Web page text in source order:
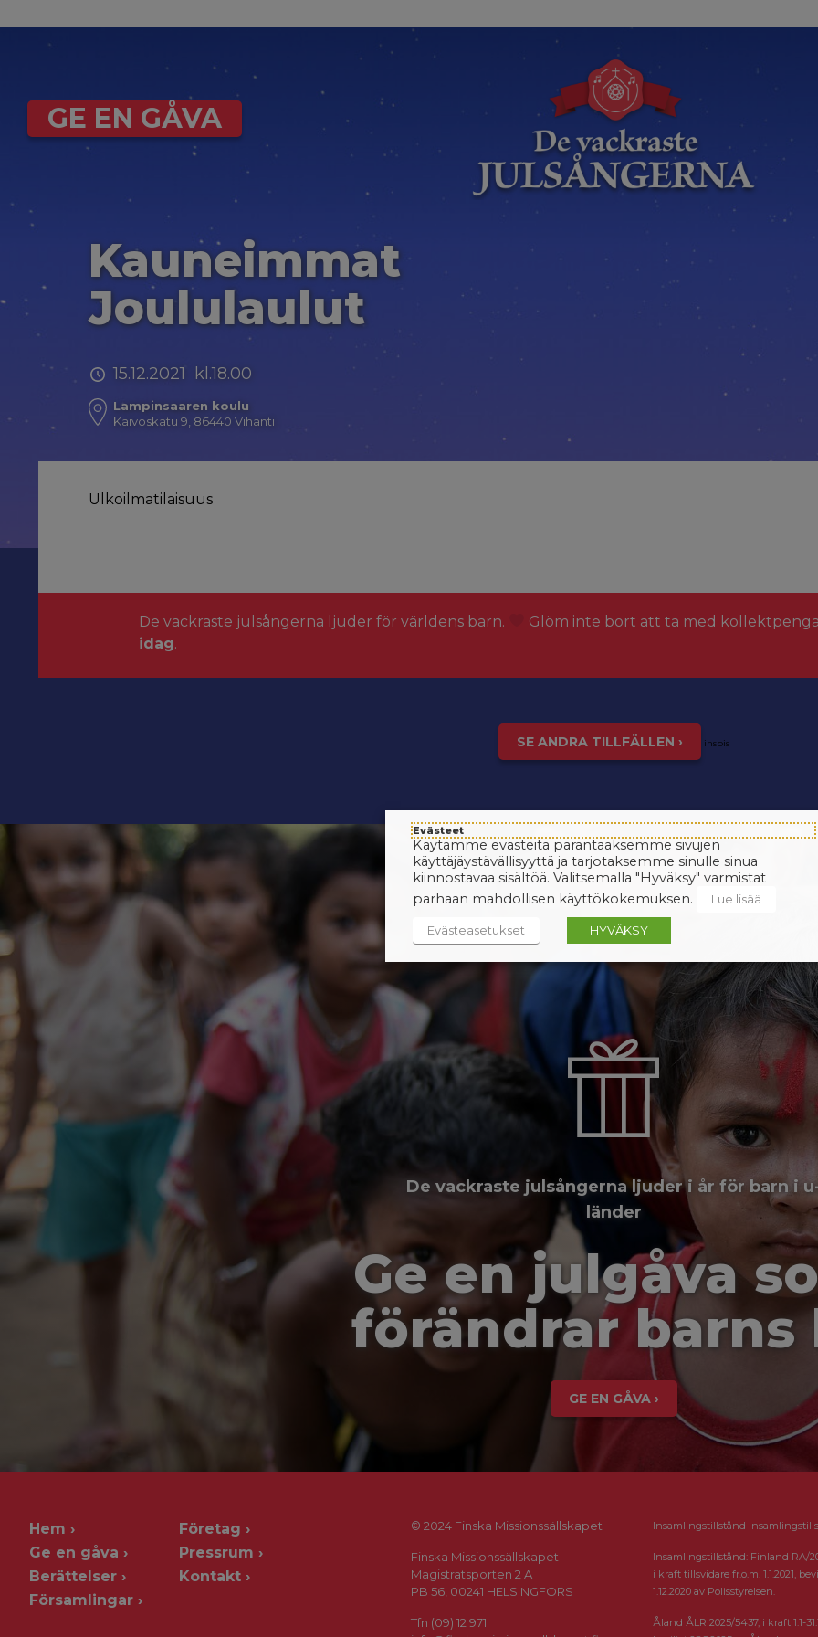
GE EN GÅVA
Kauneimmat
Joululaulut
15.12.2021 kl.18.00
Lampinsaaren koulu
Kaivoskatu 9, 86440 Vihanti
Ulkoilmatilaisuus
De vackraste julsångerna ljuder för världens barn.
Glöm inte bort att ta med
idag.
SE ANDRA TILLFÄLLEN › inspis
De vackraste julsångerna ljuder i år för barn i
länder
Ge en julgåva
förändrar barns
GE EN GÅVA ›
Hem
Ge en gåva
Berättelser
Församlingar
Företag
Pressrum
Kontakt
© 2024 Finska Missionssällskapet
Finska Missionssällskapet
Magistratsporten 2 A
PB 56, 00241 HELSINGFORS
Tfn (09) 12 971
Insamlingstillstånd
Insamlingstillstånd: Finland RA/
i kraft tillsvidare fr.o.m. 1.1.2021,
1.12.2020 av Polisstyrelsen.
Åland ÅLR 2025/5437, i kraft 1.1-
Evästeet
Käytämme evästeitä parantaaksemme sivujen
käyttäjäystävällisyyttä ja tarjotaksemme sinulle sinua
kiinnostavaa sisältöä. Valitsemalla "Hyväksy" varmistat
parhaan mahdollisen käyttökokemuksen.
Lue lisää
Evästeasetukset HYVÄKSY